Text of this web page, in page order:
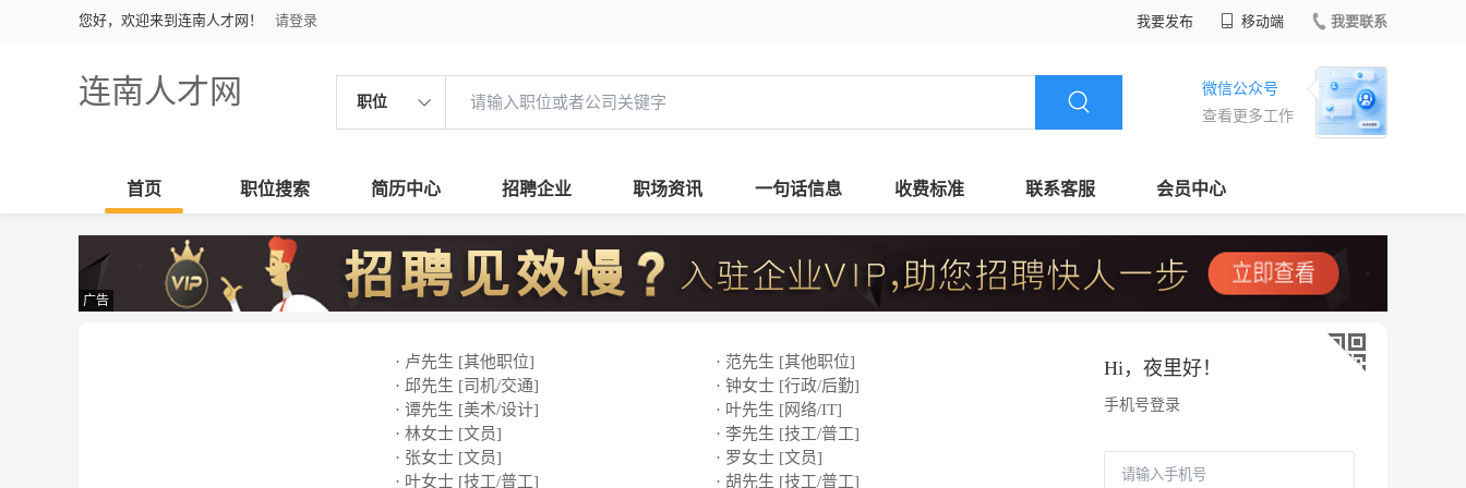
您好，欢迎来到连南人才网！ 请登录 我要发布 移动端 我要联系
连南人才网 职位
微信公众号
查看更多工作
首页 职位搜索 简历中心 招聘企业 职场资讯 一句话信息 收费标准 联系客服 会员中心
广告
· 卢先生 [其他职位]
· 范先生 [其他职位]
· 邱先生 [司机/交通]
· 钟女士 [行政/后勤]
· 谭先生 [美术/设计]
· 叶先生 [网络/IT]
· 林女士 [文员]
· 李先生 [技工/普工]
· 张女士 [文员]
· 罗女士 [文员]
· 叶女士 [技工/普工]
· 胡先生 [技工/普工]
Hi， 夜里好！
手机号登录